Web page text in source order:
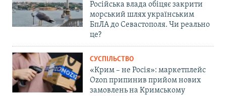
Російська влада обіцяє закрити
морський шлях українським
БпЛА до Севастополя. Чи реально
це?
СУСПІЛЬСТВО
«Крим – не Росія»: маркетплейс
Ozon припинив прийом нових
замовлень на Кримському